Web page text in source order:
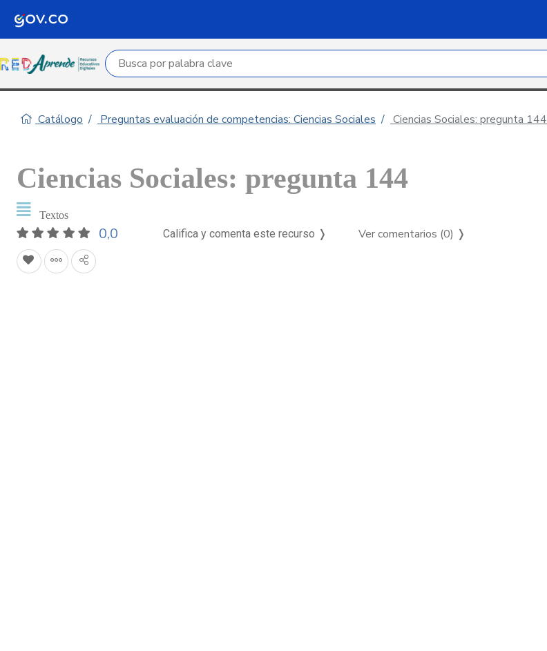
Campo de búsqueda por palabra clave
Catálogo Preguntas evaluación de competencias: Ciencias Sociales Ciencias Sociales: pregunta 144
Ciencias Sociales: pregunta 144
Textos
0,0 Califica y comenta este recurso ❭ Ver comentarios (0) ❭